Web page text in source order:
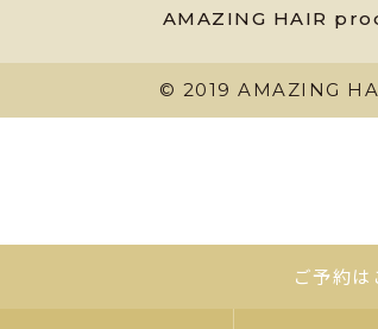
AMAZING HAIR
© 2019 AMAZING
ご予約は